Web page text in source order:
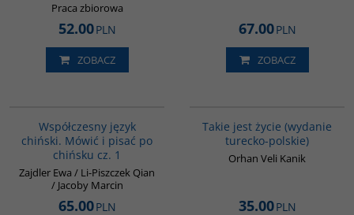
Praca zbiorowa
52.00PLN
ZOBACZ
67.00PLN
ZOBACZ
Współczesny język
chiński. Mówić i pisać po
chińsku cz. 1
Zajdler Ewa / Li-Piszczek Qian
/ Jacoby Marcin
65.00PLN
Takie jest życie (wydanie
turecko-polskie)
Orhan Veli Kanik
35.00PLN